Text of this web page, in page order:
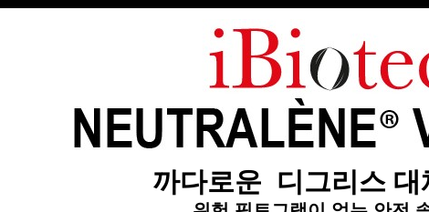
까다로운 디그리스 대